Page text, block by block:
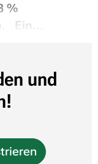
%
Ein...
und